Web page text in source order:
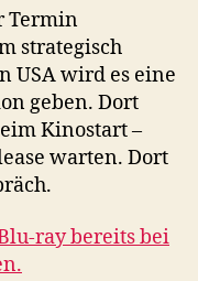
Termin
strategisch
USA wird es eine
geben. Dort
Kinostart –
warten. Dort
ray bereits bei